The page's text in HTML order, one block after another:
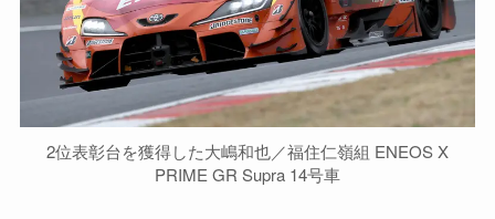
2位表彰台を獲得した大嶋和也／福住仁嶺組 ENEOS X
PRIME GR Supra 14号車